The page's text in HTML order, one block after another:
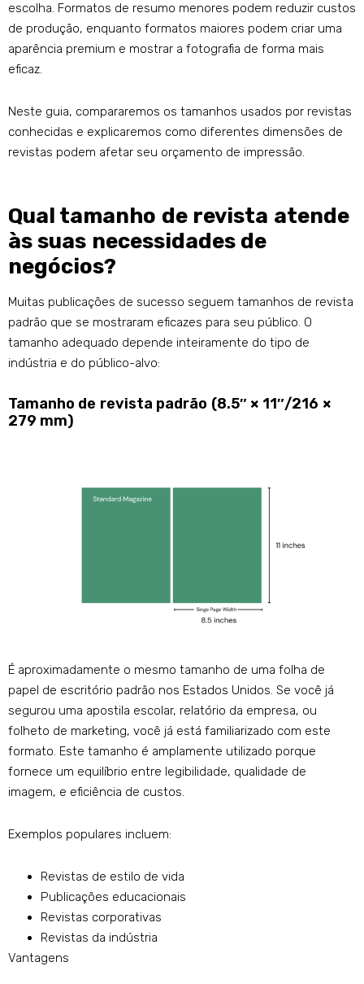
escolha. Formatos de resumo menores podem reduzir custos
de produção, enquanto formatos maiores podem criar uma
aparência premium e mostrar a fotografia de forma mais
eficaz.
Neste guia, compararemos os tamanhos usados ​​por revistas
conhecidas e explicaremos como diferentes dimensões de
revistas podem afetar seu orçamento de impressão.
Qual tamanho de revista atende
às suas necessidades de
negócios?
Muitas publicações de sucesso seguem tamanhos de revista
padrão que se mostraram eficazes para seu público. O
tamanho adequado depende inteiramente do tipo de
indústria e do público-alvo:
Tamanho de revista padrão (8.5″ × 11″/216 ×
279 mm)
É aproximadamente o mesmo tamanho de uma folha de
papel de escritório padrão nos Estados Unidos. Se você já
segurou uma apostila escolar, relatório da empresa, ou
folheto de marketing, você já está familiarizado com este
formato. Este tamanho é amplamente utilizado porque
fornece um equilíbrio entre legibilidade, qualidade de
imagem, e eficiência de custos.
Exemplos populares incluem:
Revistas de estilo de vida
Publicações educacionais
Revistas corporativas
Revistas da indústria
Vantagens